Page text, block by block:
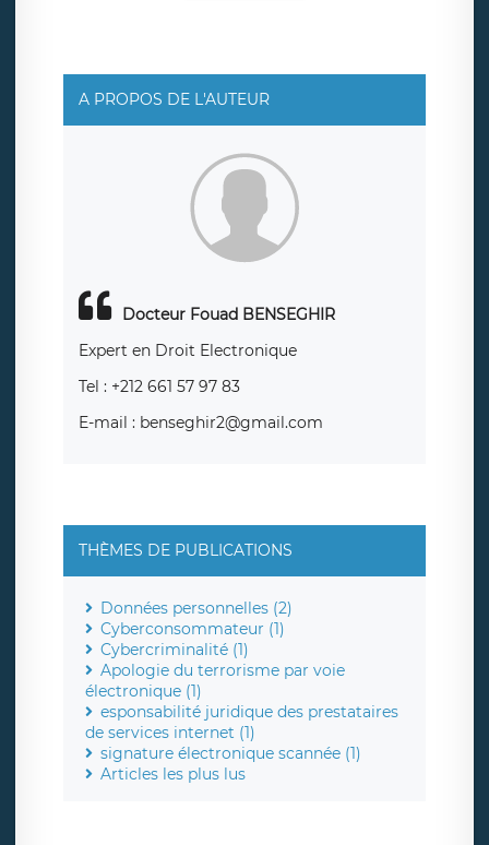
A PROPOS DE L'AUTEUR
Docteur Fouad BENSEGHIR
Expert en Droit Electronique
Tel : +212 661 57 97 83
E-mail : benseghir2@gmail.com
THÈMES DE PUBLICATIONS
Données personnelles (2)
Cyberconsommateur (1)
Cybercriminalité (1)
Apologie du terrorisme par voie
électronique (1)
esponsabilité juridique des prestataires
de services internet (1)
signature électronique scannée (1)
Articles les plus lus